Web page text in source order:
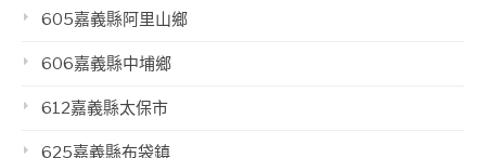
605嘉義縣阿里山鄉
606嘉義縣中埔鄉
612嘉義縣太保市
625嘉義縣布袋鎮